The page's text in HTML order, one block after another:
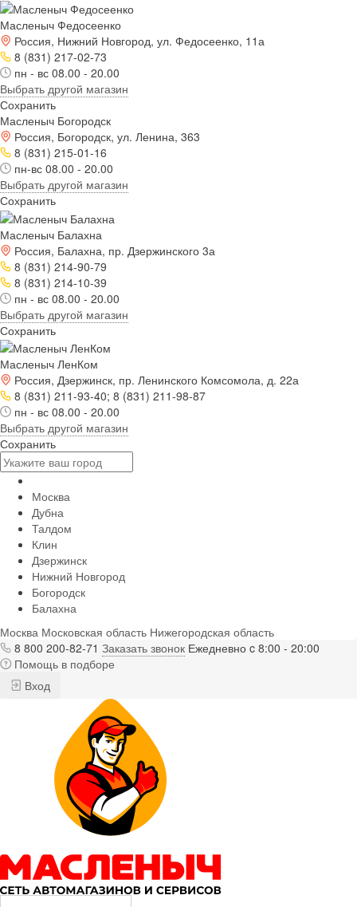
Масленыч Федосеенко
Россия, Нижний Новгород, ул. Федосеенко, 11а
8 (831) 217-02-73
пн - вс 08.00 - 20.00
Выбрать другой магазин
Сохранить
Масленыч Богородск
Россия, Богородск, ул. Ленина, 363
8 (831) 215-01-16
пн-вс 08.00 - 20.00
Выбрать другой магазин
Сохранить
Масленыч Балахна
Россия, Балахна, пр. Дзержинского 3а
8 (831) 214-90-79
8 (831) 214-10-39
пн - вс 08.00 - 20.00
Выбрать другой магазин
Сохранить
Масленыч ЛенКом
Россия, Дзержинск, пр. Ленинского Комсомола, д. 22а
8 (831) 211-93-40; 8 (831) 211-98-87
пн - вс 08.00 - 20.00
Выбрать другой магазин
Сохранить
Москва
Дубна
Талдом
Клин
Дзержинск
Нижний Новгород
Богородск
Балахна
Москва Московская область Нижегородская область
8 800 200-82-71 Заказать звонок Ежедневно c 8:00 - 20:00
Помощь в подборе
Вход